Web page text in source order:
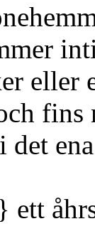
intit i
nu
ena
åhrs